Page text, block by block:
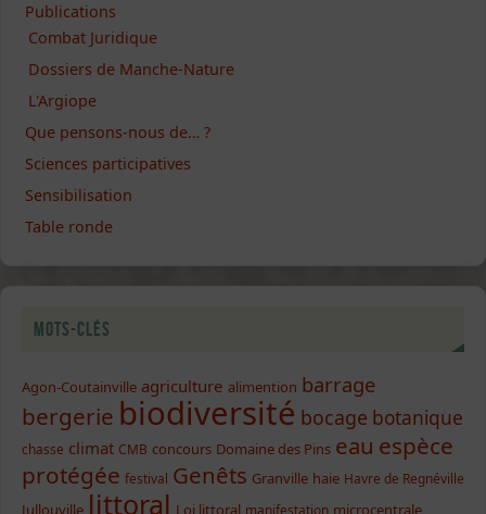
Publications
Combat Juridique
Dossiers de Manche-Nature
L'Argiope
Que pensons-nous de… ?
Sciences participatives
Sensibilisation
Table ronde
Mots-clés
Agon-Coutainville agriculture alimention barrage
bergerie biodiversité bocage botanique
chasse climat CMB concours Domaine des Pins eau espèce
protégée festival Genêts Granville haie Havre de Regnéville
Jullouville littoral Loi littoral manifestation microcentrale